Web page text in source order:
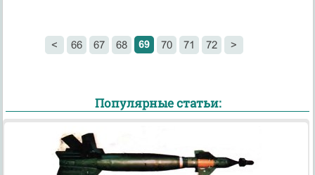
< 66 67 68 69 70 71 72 >
Популярные статьи: